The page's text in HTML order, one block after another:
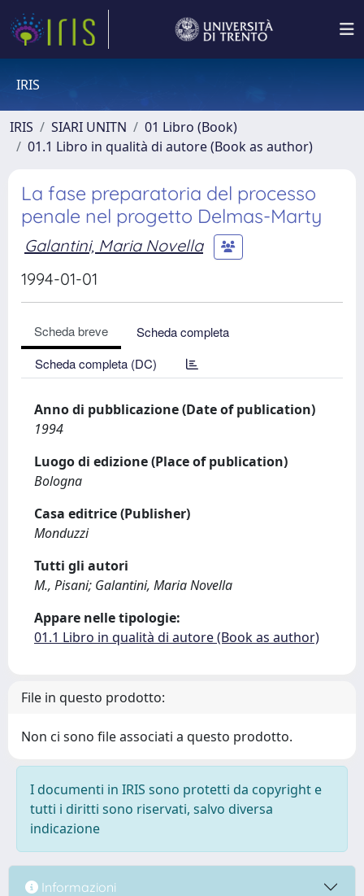
IRIS
IRIS SIARI UNITN
01 Libro (Book)
01.1 Libro in qualità di autore (Book as author)
La fase preparatoria del processo
penale nel progetto Delmas-Marty
Galantini, Maria Novella
1994-01-01
Scheda breve
Scheda completa
Scheda completa (DC)
Anno di pubblicazione (Date of publication)
1994
Luogo di edizione (Place of publication)
Bologna
Casa editrice (Publisher)
Monduzzi
Tutti gli autori
M., Pisani; Galantini, Maria Novella
Appare nelle tipologie:
01.1 Libro in qualità di autore (Book as author)
File in questo prodotto:
Non ci sono file associati a questo prodotto.
I documenti in IRIS sono protetti da copyright e
tutti i diritti sono riservati, salvo diversa
indicazione
Informazioni